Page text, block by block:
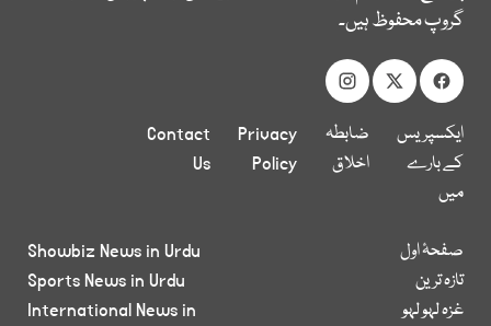
گروپ محفوظ ہیں۔
ایکسپریس
کے بارے
میں
ضابطہ
اخلاق
Privacy
Policy
Contact
Us
صفحۂ اول
تازہ ترین
غزہ لہو لہو
Showbiz News in Urdu
Sports News in Urdu
International News in